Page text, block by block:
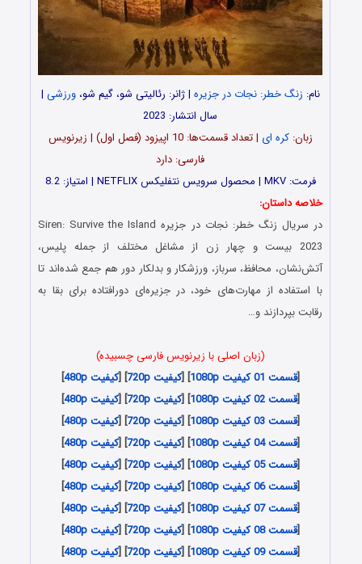
نام: زنگ خطر: نجات در جزیره | ژانر: رئالیتی شو، گیم شو،ورزشی |
سال انتشار: 2023
زبان:کره ای
| تعداد قسمت‌‌‌‌‌ها: 10 اپیزود (فصل اول) | زیرنویس
فارسی: دارد
فرمت: MKV | محصول سرویس نتفلیکس NETFLIX | امتیاز: 8.2
خلاصه داستان:
در سریال زنگ خطر: نجات در جزیره Siren: Survive the Island
2023 بیست و چهار زن از مشاغل مختلف از جمله پلیس،
آتش‌نشان، محافظ، سرباز، ورزشکار و بدلکار دور هم جمع شده‌اند تا
با استفاده از مهارت‌های خود، در جزیره‌ای دورافتاده برای بقا به
رقابت بپردازند و…
(زبان اصلی با زیرنویس فارسی چسبیده)
[قسمت 01 کیفیت 1080p ] [کیفیت 720p ] [کیفیت 480p
]
[قسمت 02 کیفیت 1080p ] [کیفیت 720p ] [کیفیت 480p
]
[قسمت 03 کیفیت 1080p ] [کیفیت 720p ] [کیفیت 480p
]
[قسمت 04 کیفیت 1080p ] [کیفیت 720p ] [کیفیت 480p
]
[قسمت 05 کیفیت 1080p ] [کیفیت 720p ] [کیفیت 480p
]
[قسمت 06 کیفیت 1080p ] [کیفیت 720p ] [کیفیت 480p
]
[قسمت 07 کیفیت 1080p ] [کیفیت 720p ] [کیفیت 480p
]
[قسمت 08 کیفیت 1080p ] [کیفیت 720p ] [کیفیت 480p
]
[قسمت 09 کیفیت 1080p ] [کیفیت 720p ] [کیفیت 480p
]